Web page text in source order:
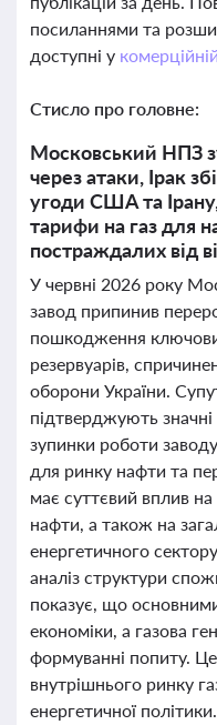
посиланнями та
доступні у
Стисло про головне:
Московський НПЗ
через атаки, Ірак
угоди США та
тарифи на газ для
постраждалих від
У червні 2026 року
завод припинив
пошкодження
резервуарів,
оборони України.
підтверджують
зупинки роботи
для ринку нафти та
має суттєвий вплив
нафти, а також на
енергетичного
аналіз структури
показує, що
економіки, а газова
формуванні попиту.
внутрішнього ринку
енергетичної